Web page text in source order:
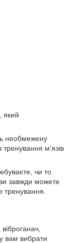
який
необмежену
тренування м'язів
чи то
завжди можете
тренування.
вам вибрати